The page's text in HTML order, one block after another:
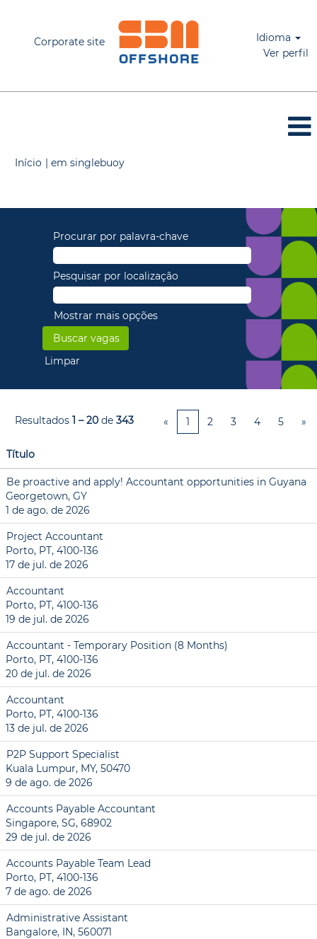
Corporate site
Idioma
Ver perfil
Início | em singlebuoy(página
Procurar por palavra-chave
Pesquisar por localização
Mostrar mais opções
Limpar
Resultados 1 – 20 de 343 « 1 2 3 4 5 »
Título
Be proactive and apply! Accountant opportunities in Guyana
Georgetown, GY
1 de ago. de 2026
Project Accountant
Porto, PT, 4100-136
17 de jul. de 2026
Accountant
Porto, PT, 4100-136
19 de jul. de 2026
Accountant - Temporary Position (8 Months)
Porto, PT, 4100-136
20 de jul. de 2026
Accountant
Porto, PT, 4100-136
13 de jul. de 2026
P2P Support Specialist
Kuala Lumpur, MY, 50470
9 de ago. de 2026
Accounts Payable Accountant
Singapore, SG, 68902
29 de jul. de 2026
Accounts Payable Team Lead
Porto, PT, 4100-136
7 de ago. de 2026
Administrative Assistant
Bangalore, IN, 560071